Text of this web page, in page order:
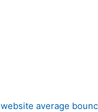
website average